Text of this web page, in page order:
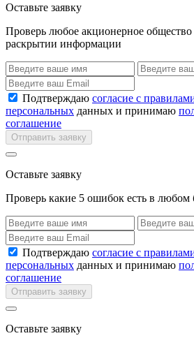
Оставьте заявку
Проверь любое акционерное
раскрытии информации
Подтверждаю согласие с
персональных данных и принимаю
соглашение
Отправить заявку
Оставьте заявку
Проверь какие 5 ошибок есть в любом
Подтверждаю согласие с
персональных данных и принимаю
соглашение
Отправить заявку
Оставьте заявку